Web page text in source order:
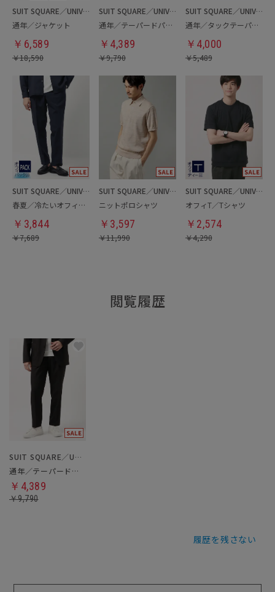
SUIT SQUARE／UNIVERSAL LANGUAGE
通年／ジャケット
￥ 6,589
￥18,590
SUIT SQUARE／UNIVERSAL LANGUAGE
通年／テーパードパンツ
￥ 4,389
￥9,790
SUIT SQUARE／UNIVERSAL LANGUAGE
通年／タックテーパードパンツ
￥ 4,000
￥5,489
SUIT SQUARE／UNIVERSAL LANGUAGE
春夏／冷たいオフィパック／イージーパンツ
￥ 3,844
￥7,689
SUIT SQUARE／UNIVERSAL LANGUAGE
ニットポロシャツ
￥ 3,597
￥11,990
SUIT SQUARE／UNIVERSAL LANGUAGE
オフィT／Tシャツ
￥ 2,574
￥4,290
閲覧履歴
SUIT SQUARE／UNIVERSAL LANGUAGE
通年／テーパードパンツ
￥4,389
￥9,790
履歴を残さない